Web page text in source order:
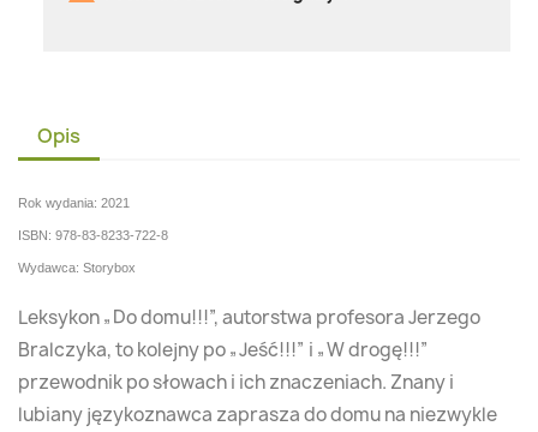
Opis
Rok wydania: 2021
ISBN: 978-83-8233-722-8
Wydawca: Storybox
Leksykon „Do domu!!!”, autorstwa profesora Jerzego
Bralczyka, to kolejny po „Jeść!!!” i „W drogę!!!”
przewodnik po słowach i ich znaczeniach. Znany i
lubiany językoznawca zaprasza do domu na niezwykle